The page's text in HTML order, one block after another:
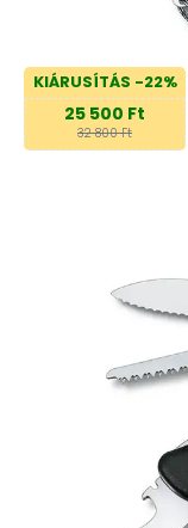
KIÁRUSÍTÁS -22%
25 500 Ft
32 800 Ft